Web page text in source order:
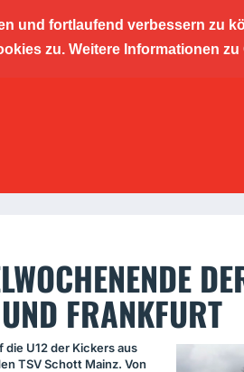
und fortlaufend verbessern zu
zu. Weitere Informationen
FRANKFURT
die U12 der Kickers aus
TSVSchott Mainz. Von